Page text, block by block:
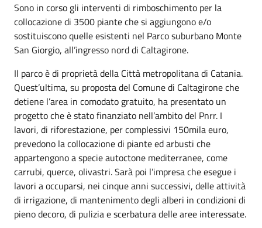
Sono in corso gli interventi di rimboschimento per la
collocazione di 3500 piante che si aggiungono e/o
sostituiscono quelle esistenti nel Parco suburbano Monte
San Giorgio, all’ingresso nord di Caltagirone.
Il parco è di proprietà della Città metropolitana di Catania.
Quest’ultima, su proposta del Comune di Caltagirone che
detiene l’area in comodato gratuito, ha presentato un
progetto che è stato finanziato nell’ambito del Pnrr. I
lavori, di riforestazione, per complessivi 150mila euro,
prevedono la collocazione di piante ed arbusti che
appartengono a specie autoctone mediterranee, come
carrubi, querce, olivastri. Sarà poi l’impresa che esegue i
lavori a occuparsi, nei cinque anni successivi, delle attività
di irrigazione, di mantenimento degli alberi in condizioni di
pieno decoro, di pulizia e scerbatura delle aree interessate.